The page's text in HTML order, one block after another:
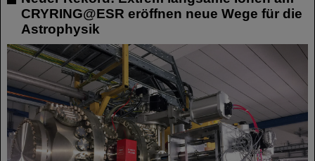
CRYRING@ESR eröffnen neue Wege für die
Astrophysik